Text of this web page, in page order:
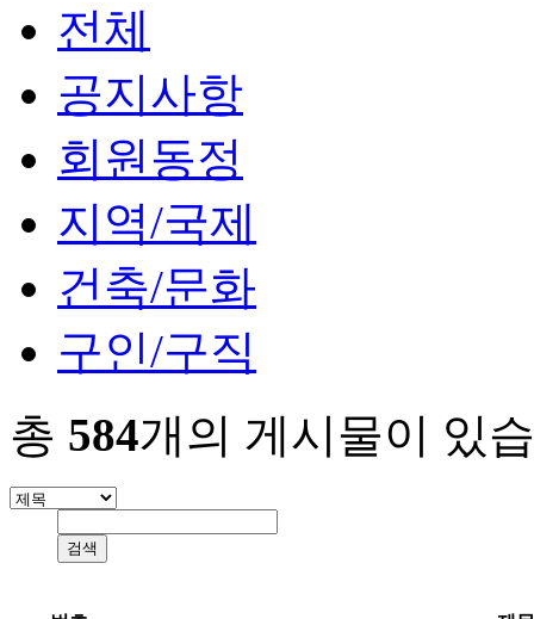
전체
공지사항
회원동정
지역/국제
건축/문화
구인/구직
총 584개의 게시물이 있